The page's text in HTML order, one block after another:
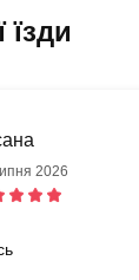
їзди
2026